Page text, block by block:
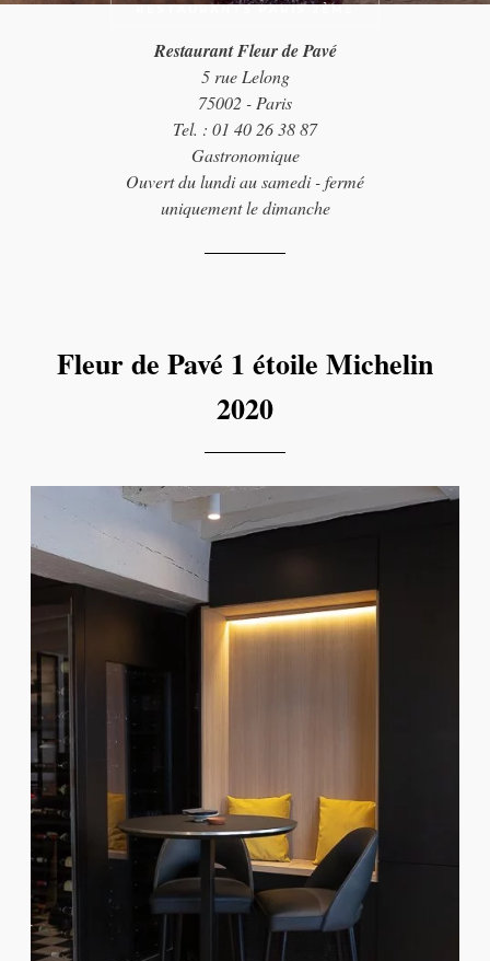
Restaurant Fleur de Pavé
5 rue Lelong
75002 - Paris
Tel. : 01 40 26 38 87
Gastronomique
Ouvert du lundi au samedi - fermé
uniquement le dimanche
Fleur de Pavé 1 étoile Michelin
2020